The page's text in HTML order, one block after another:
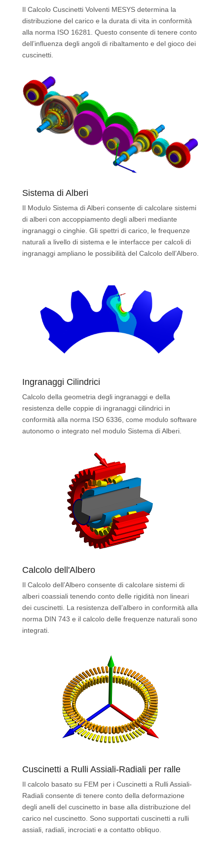
Il Calcolo Cuscinetti Volventi MESYS determina la
distribuzione del carico e la durata di vita in conformità
alla norma ISO 16281. Questo consente di tenere conto
dell’influenza degli angoli di ribaltamento e del gioco dei
cuscinetti.
Sistema di Alberi
Il Modulo Sistema di Alberi consente di calcolare sistemi
di alberi con accoppiamento degli alberi mediante
ingranaggi o cinghie. Gli spettri di carico, le frequenze
naturali a livello di sistema e le interfacce per calcoli di
ingranaggi ampliano le possibilità del Calcolo dell’Albero.
Ingranaggi Cilindrici
Calcolo della geometria degli ingranaggi e della
resistenza delle coppie di ingranaggi cilindrici in
conformità alla norma ISO 6336, come modulo software
autonomo o integrato nel modulo Sistema di Alberi.
Calcolo dell'Albero
Il Calcolo dell’Albero consente di calcolare sistemi di
alberi coassiali tenendo conto delle rigidità non lineari
dei cuscinetti. La resistenza dell’albero in conformità alla
norma DIN 743 e il calcolo delle frequenze naturali sono
integrati.
Cuscinetti a Rulli Assiali-Radiali per ralle
Il calcolo basato su FEM per i Cuscinetti a Rulli Assiali-
Radiali consente di tenere conto della deformazione
degli anelli del cuscinetto in base alla distribuzione del
carico nel cuscinetto. Sono supportati cuscinetti a rulli
assiali, radiali, incrociati e a contatto obliquo.